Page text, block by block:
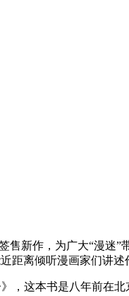
新作，为广大“漫迷”
距离倾听漫画家们讲述
这本书是八年前在